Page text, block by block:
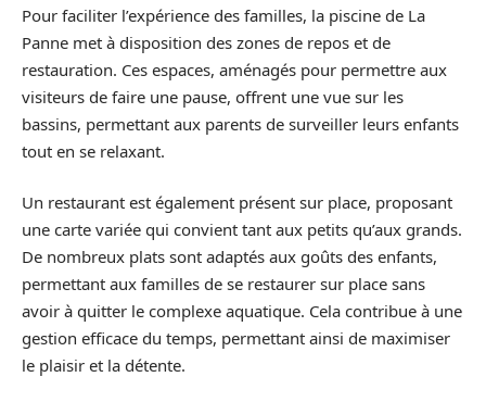
Pour faciliter l’expérience des familles, la piscine de La
Panne met à disposition des zones de repos et de
restauration. Ces espaces, aménagés pour permettre aux
visiteurs de faire une pause, offrent une vue sur les
bassins, permettant aux parents de surveiller leurs enfants
tout en se relaxant.
Un restaurant est également présent sur place, proposant
une carte variée qui convient tant aux petits qu’aux grands.
De nombreux plats sont adaptés aux goûts des enfants,
permettant aux familles de se restaurer sur place sans
avoir à quitter le complexe aquatique. Cela contribue à une
gestion efficace du temps, permettant ainsi de maximiser
le plaisir et la détente.